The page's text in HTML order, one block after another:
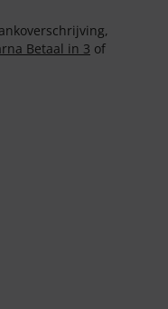
Betaal in 3 of